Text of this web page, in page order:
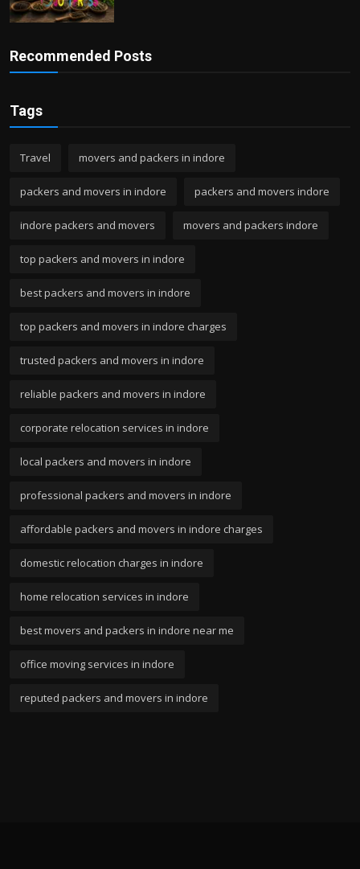
Recommended Posts
Tags
Travel movers and packers in indore
packers and movers in indore packers and movers indore
indore packers and movers movers and packers indore
top packers and movers in indore
best packers and movers in indore
top packers and movers in indore charges
trusted packers and movers in indore
reliable packers and movers in indore
corporate relocation services in indore
local packers and movers in indore
professional packers and movers in indore
affordable packers and movers in indore charges
domestic relocation charges in indore
home relocation services in indore
best movers and packers in indore near me
office moving services in indore
reputed packers and movers in indore